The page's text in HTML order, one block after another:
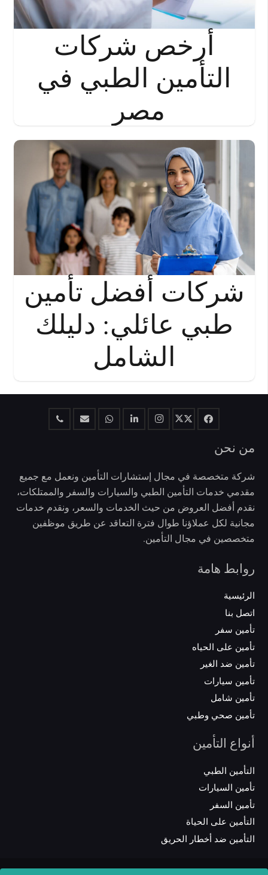
أرخص شركات
التأمين الطبي في
مصر
شركات أفضل تأمين
طبي عائلي: دليلك
الشامل
من نحن
شركة متخصصة في مجال إستشارات التأمين ونعمل مع جميع
مقدمي خدمات التأمين الطبي والسيارات والسفر والممتلكات،
نقدم أفضل العروض من حيث الخدمات والسعر، ونقدم خدمات
مجانية لكل عملاؤنا طوال فترة التعاقد عن طريق موظفين
متخصصين في مجال التأمين.
روابط هامة
الرئيسية
اتصل بنا
تأمين سفر
تأمين على الحياه
تأمين ضد الغير
تأمين سيارات
تأمين شامل
تأمين صحي وطبي
أنواع التأمين
التأمين الطبي
تأمين السيارات
تأمين السفر
التأمين على الحياة
التأمين ضد أخطار الحريق